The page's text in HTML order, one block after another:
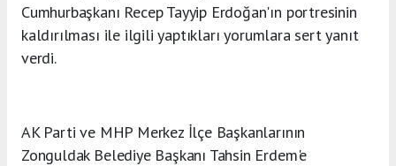
Cumhurbaşkanı Recep Tayyip Erdoğan'ın portresinin
kaldırılması ile ilgili yaptıkları yorumlara sert yanıt
verdi.
AK Parti ve MHP Merkez İlçe Başkanlarının
Zonguldak Belediye Başkanı Tahsin Erdem'e